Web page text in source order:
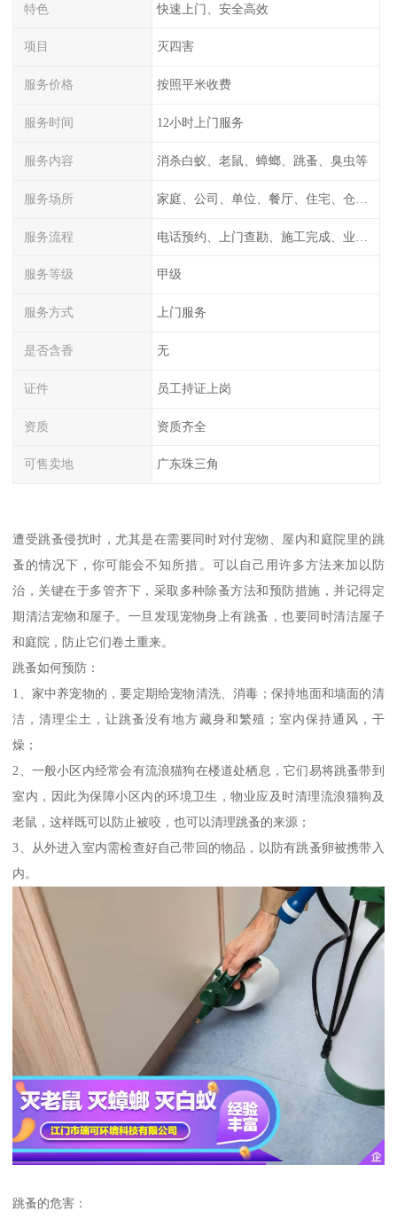
特色 快速上门、安全高效
项目 灭四害
服务价格 按照平米收费
服务时间 12小时上门服务
服务内容 消杀白蚁、老鼠、蟑螂、跳蚤、臭虫等
服务场所
服务流程
服务等级 甲级
服务方式 上门服务
是否含香 无
证件 员工持证上岗
资质 资质齐全
可售卖地 广东珠三角
遭受跳蚤侵扰时，尤其是在需要同时对付宠物、屋内和庭院里的跳
蚤的情况下，你可能会不知所措。可以自己用许多方法来加以防
治，关键在于多管齐下，采取多种除蚤方法和预防措施，并记得定
期清洁宠物和屋子。一旦发现宠物身上有跳蚤，也要同时清洁屋子
和庭院，防止它们卷土重来。
跳蚤如何预防：
1、家中养宠物的，要定期给宠物清洗、消毒；保持地面和墙面的清
洁，清理尘土，让跳蚤没有地方藏身和繁殖；室内保持通风，干
燥；
2、一般小区内经常会有流浪猫狗在楼道处栖息，它们易将跳蚤带到
室内，因此为保障小区内的环境卫生，物业应及时清理流浪猫狗及
老鼠，这样既可以防止被咬，也可以清理跳蚤的来源；
3、从外进入室内需检查好自己带回的物品，以防有跳蚤卵被携带入
内。
跳蚤的危害：